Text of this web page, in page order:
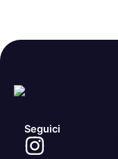
Seguici